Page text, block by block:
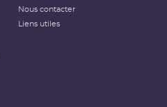
Nous contacter
Liens utiles